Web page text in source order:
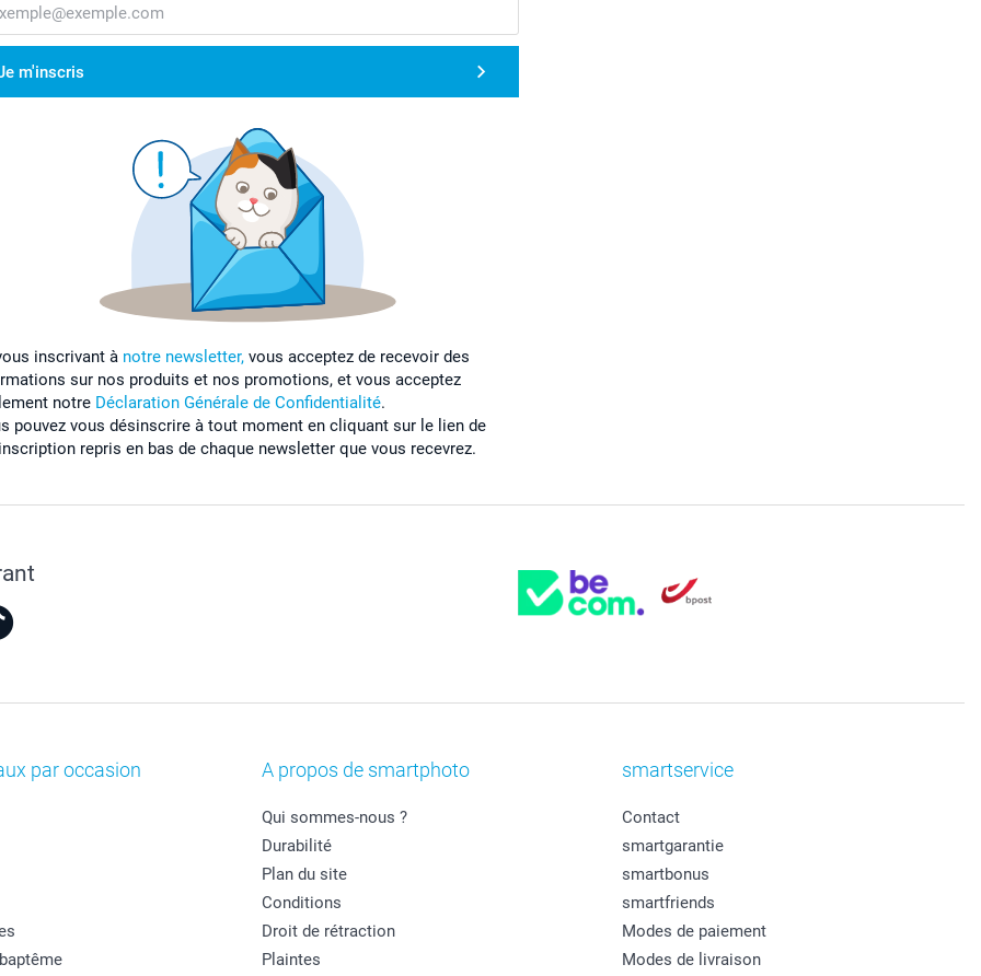
m'inscris
inscrivant à notre newsletter, vous acceptez de recevoir des
sur nos produits et nos promotions, et vous acceptez
notre Déclaration Générale de Confidentialité.
pouvez vous désinscrire à tout moment en cliquant sur le lien de
repris en bas de chaque newsletter que vous recevrez.
par occasion A propos de smartphoto
Qui sommes-nous ?
Durabilité
Plan du site
Conditions
Droit de rétraction
Plaintes
smartservice
Contact
smartgarantie
smartbonus
smartfriends
Modes de paiement
Modes de livraison